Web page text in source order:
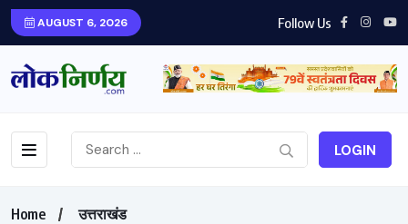
AUGUST 6, 2026 Follow Us
LOGIN
Home
उत्तराखंड